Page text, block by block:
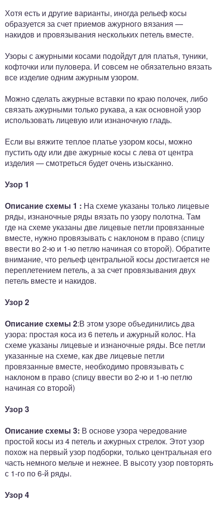
Хотя есть и другие варианты, иногда рельеф косы
образуется за счет приемов ажурного вязания —
накидов и провязывания нескольких петель вместе.
Узоры с ажурными косами подойдут для платья, туники,
кофточки или пуловера. И совсем не обязательно вязать
все изделие одним ажурным узором.
Можно сделать ажурные вставки по краю полочек, либо
связать ажурными только рукава, а как основной узор
использовать лицевую или изнаночную гладь.
Если вы вяжите теплое платье узором косы, можно
пустить оду или две ажурные косы с лева от центра
изделия — смотреться будет очень изысканно.
Узор 1
Описание схемы 1 : На схеме указаны только лицевые
ряды, изнаночные ряды вязать по узору полотна. Там
где на схеме указаны две лицевые петли провязанные
вместе, нужно провязывать с наклоном в право (спицу
ввести во 2-ю и 1-ю петлю начиная со второй). Обратите
внимание, что рельеф центральной косы достигается не
переплетением петель, а за счет провязывания двух
петель вместе и накидов.
Узор 2
Описание схемы 2:В этом узоре объединились два
узора: простая коса из 6 петель и ажурный колос. На
схеме указаны лицевые и изнаночные ряды. Все петли
указанные на схеме, как две лицевые петли
провязанные вместе, необходимо провязывать с
наклоном в право (спицу ввести во 2-ю и 1-ю петлю
начиная со второй)
Узор 3
Описание схемы 3: В основе узора чередование
простой косы из 4 петель и ажурных стрелок. Этот узор
похож на первый узор подборки, только центральная его
часть немного мельче и нежнее. В высоту узор повторять
с 1-го по 6-й ряды.
Узор 4